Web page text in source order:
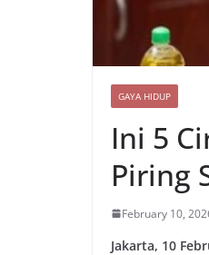
GAYA HIDUP
Ini 5
Piring
February 10,
Jakarta, 10